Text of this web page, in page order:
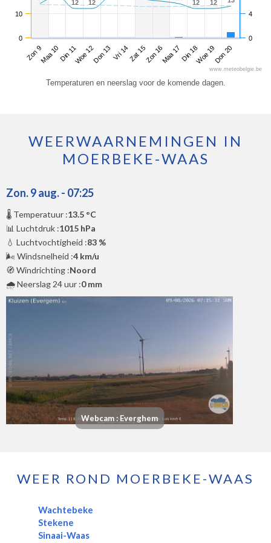
12
12 12
12 12
12 12
12
Zon 9Maa 10Din 11Woe 12Don 13Vri 14Zat 15Zon 16Maa 17Din 18Woe 19Don 20
0
10
0
4
www.meteobelgie.be
Temperaturen en neerslag voor de komende dagen.
WEERWAARNEMINGEN IN
MOERBEKE-WAAS
Zon. 9 aug. - 07:25
🌡️ Temperatuur :13.5 °C
📊 Luchtdruk :1015 hPa
💧 Luchtvochtigheid :83 %
🌬️ Windsnelheid :4 km/u
🧭 Windrichting :Noord
🌧️ Neerslag 24 uur :0 mm
Webcam : Everghem
WEER ROND MOERBEKE-WAAS
Wachtebeke
Stekene
Sinaai-Waas